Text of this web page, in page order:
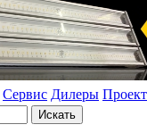
Сервис Дилеры